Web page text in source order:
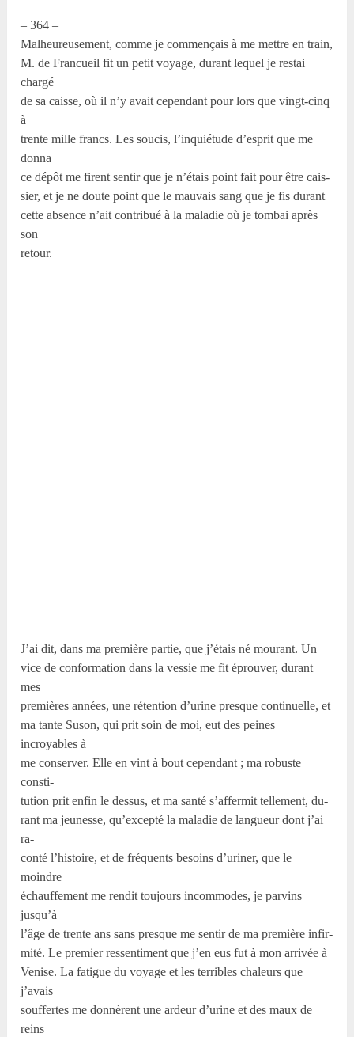
– 364 –
Malheureusement, comme je commençais à me mettre en train,
M. de Francueil fit un petit voyage, durant lequel je restai
chargé
de sa caisse, où il n’y avait cependant pour lors que vingt-cinq
à
trente mille francs. Les soucis, l’inquiétude d’esprit que me
donna
ce dépôt me firent sentir que je n’étais point fait pour être cais-
sier, et je ne doute point que le mauvais sang que je fis durant
cette absence n’ait contribué à la maladie où je tombai après
son
retour.
J’ai dit, dans ma première partie, que j’étais né mourant. Un
vice de conformation dans la vessie me fit éprouver, durant
mes
premières années, une rétention d’urine presque continuelle, et
ma tante Suson, qui prit soin de moi, eut des peines
incroyables à
me conserver. Elle en vint à bout cependant ; ma robuste
consti-
tution prit enfin le dessus, et ma santé s’affermit tellement, du-
rant ma jeunesse, qu’excepté la maladie de langueur dont j’ai
ra-
conté l’histoire, et de fréquents besoins d’uriner, que le
moindre
échauffement me rendit toujours incommodes, je parvins
jusqu’à
l’âge de trente ans sans presque me sentir de ma première infir-
mité. Le premier ressentiment que j’en eus fut à mon arrivée à
Venise. La fatigue du voyage et les terribles chaleurs que
j’avais
souffertes me donnèrent une ardeur d’urine et des maux de
reins